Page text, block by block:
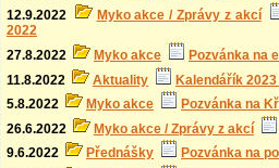
12.9.2022
Myko akce / Zprávy z akcí
2022
27.8.2022
Myko akce
Pozvánka na
11.8.2022
Aktuality
Kalendářík
5.8.2022
Myko akce
Pozvánka na
26.6.2022
Myko akce / Zprávy z akcí
9.6.2022
Přednášky
Pozvánka na